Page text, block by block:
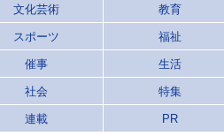
文化芸術 教育
スポーツ 福祉
催事 生活
社会 特集
連載 PR